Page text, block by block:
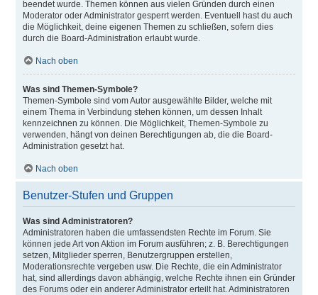
beendet wurde. Themen können aus vielen Gründen durch einen
Moderator oder Administrator gesperrt werden. Eventuell hast du auch
die Möglichkeit, deine eigenen Themen zu schließen, sofern dies
durch die Board-Administration erlaubt wurde.
Nach oben
Was sind Themen-Symbole?
Themen-Symbole sind vom Autor ausgewählte Bilder, welche mit
einem Thema in Verbindung stehen können, um dessen Inhalt
kennzeichnen zu können. Die Möglichkeit, Themen-Symbole zu
verwenden, hängt von deinen Berechtigungen ab, die die Board-
Administration gesetzt hat.
Nach oben
Benutzer-Stufen und Gruppen
Was sind Administratoren?
Administratoren haben die umfassendsten Rechte im Forum. Sie
können jede Art von Aktion im Forum ausführen; z. B. Berechtigungen
setzen, Mitglieder sperren, Benutzergruppen erstellen,
Moderationsrechte vergeben usw. Die Rechte, die ein Administrator
hat, sind allerdings davon abhängig, welche Rechte ihnen ein Gründer
des Forums oder ein anderer Administrator erteilt hat. Administratoren